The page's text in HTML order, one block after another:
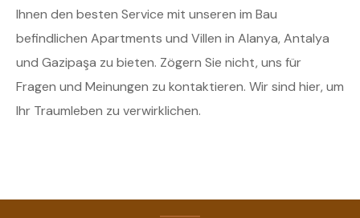
Ihnen den besten Service mit unseren im Bau
befindlichen Apartments und Villen in Alanya, Antalya
und Gazipaşa zu bieten. Zögern Sie nicht, uns für
Fragen und Meinungen zu kontaktieren. Wir sind hier, um
Ihr Traumleben zu verwirklichen.